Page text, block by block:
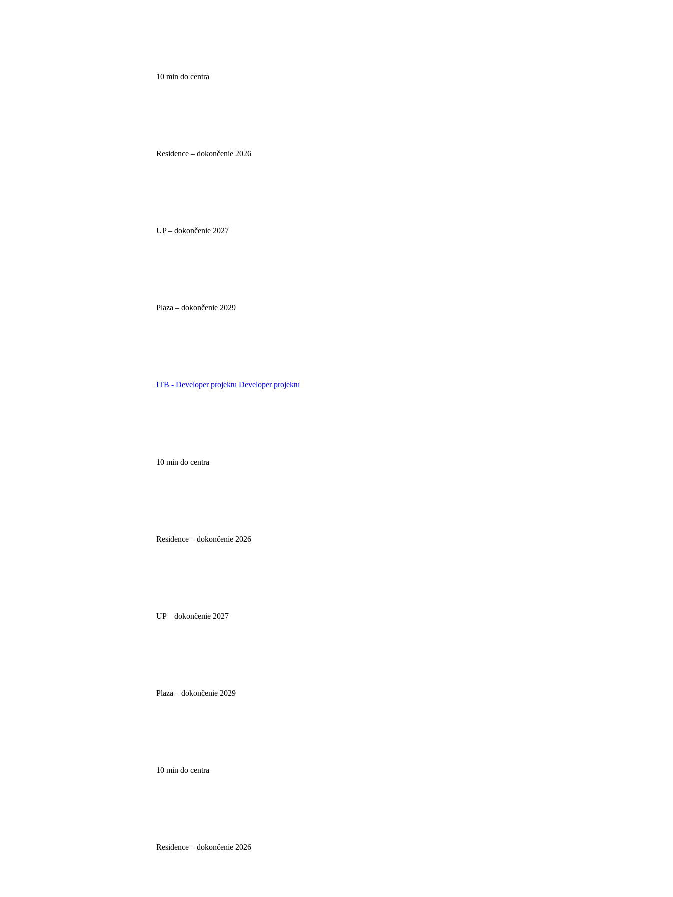
10 min do centra
Residence – dokončenie 2026
UP – dokončenie 2027
Plaza – dokončenie 2029
ITB - Developer projektu Developer projektu
10 min do centra
Residence – dokončenie 2026
UP – dokončenie 2027
Plaza – dokončenie 2029
10 min do centra
Residence – dokončenie 2026